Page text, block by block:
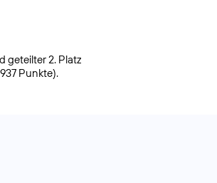
geteilter 2. Platz
Punkte).